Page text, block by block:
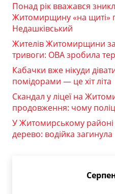
Понад рік вважався
Житомирщину «на щиті»
Недашківський
Жителів Житомирщини
тривоги: ОВА зробила
Кабачки вже нікуди
помідорами — це хіт літа
Скандал у ліцеї на
продовження: чому
У Житомирському районі
дерево: водійка загинула